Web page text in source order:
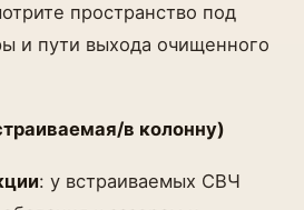
пространство под
и пути выхода очищенного
в колонну)
: у встраиваемых СВЧ